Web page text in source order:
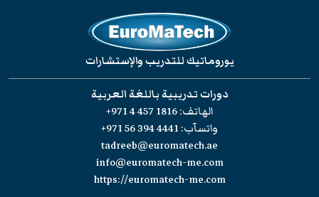
يوروماتيك للتدريب والإستشارات
دورات تدريبية باللغة العربية
الهاتف:+971 4 457 1816
واتسآب:+971 56 394 4441
tadreeb@euromatech.ae
info@euromatech-me.com
https://euromatech-me.com